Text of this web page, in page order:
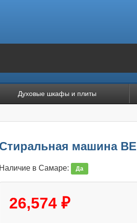
Духовые шкафы и плиты
Стиральная машина
Наличие в Самаре: Да
26,574 ₽